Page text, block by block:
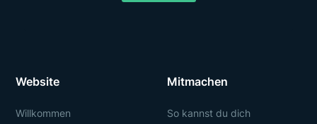
Website
Willkommen
Mitmachen
So kannst du dich